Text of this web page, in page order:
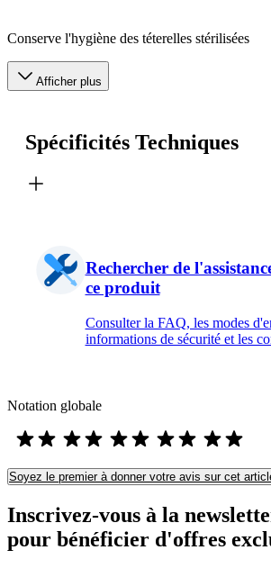
Conserve l'hygiène des téterelles stérilisées
Afficher plus
Spécificités Techniques
Rechercher de
ce produit
Consulter la FAQ, les modes
informations de sécurité et les
Notation globale
Soyez le premier à donner votre avis sur cet
Inscrivez-vous à la
pour bénéficier d'offres